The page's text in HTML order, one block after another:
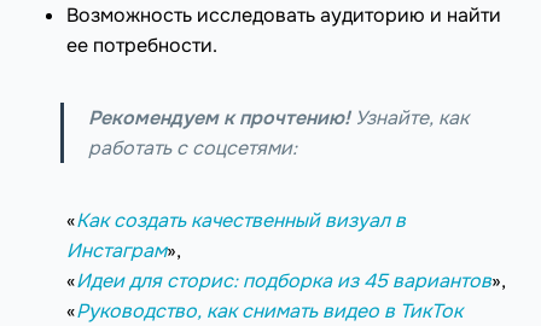
Возможность исследовать аудиторию и найти
ее потребности.
Рекомендуем к прочтению!Узнайте, как
работать с соцсетями:
«Как создать качественный визуал в
Инстаграм»,
«Идеи для сторис: подборка из 45 вариантов»,
«Руководство, как снимать видео в ТикТок